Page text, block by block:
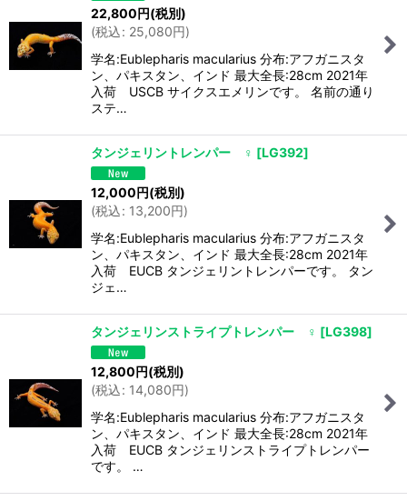
22,800円(税別)
(税込: 25,080円)
学名:Eublepharis macularius 分布:アフガニスタ
ン、パキスタン、インド 最大全長:28cm 2021年
入荷 USCB サイクスエメリンです。 名前の通り
ステ…
タンジェリントレンパー ♀ [LG392]
12,000円(税別)
(税込: 13,200円)
学名:Eublepharis macularius 分布:アフガニスタ
ン、パキスタン、インド 最大全長:28cm 2021年
入荷 EUCB タンジェリントレンパーです。 タン
ジェ…
タンジェリンストライプトレンパー ♀ [LG398]
12,800円(税別)
(税込: 14,080円)
学名:Eublepharis macularius 分布:アフガニスタ
ン、パキスタン、インド 最大全長:28cm 2021年
入荷 EUCB タンジェリンストライプトレンパー
です。 …